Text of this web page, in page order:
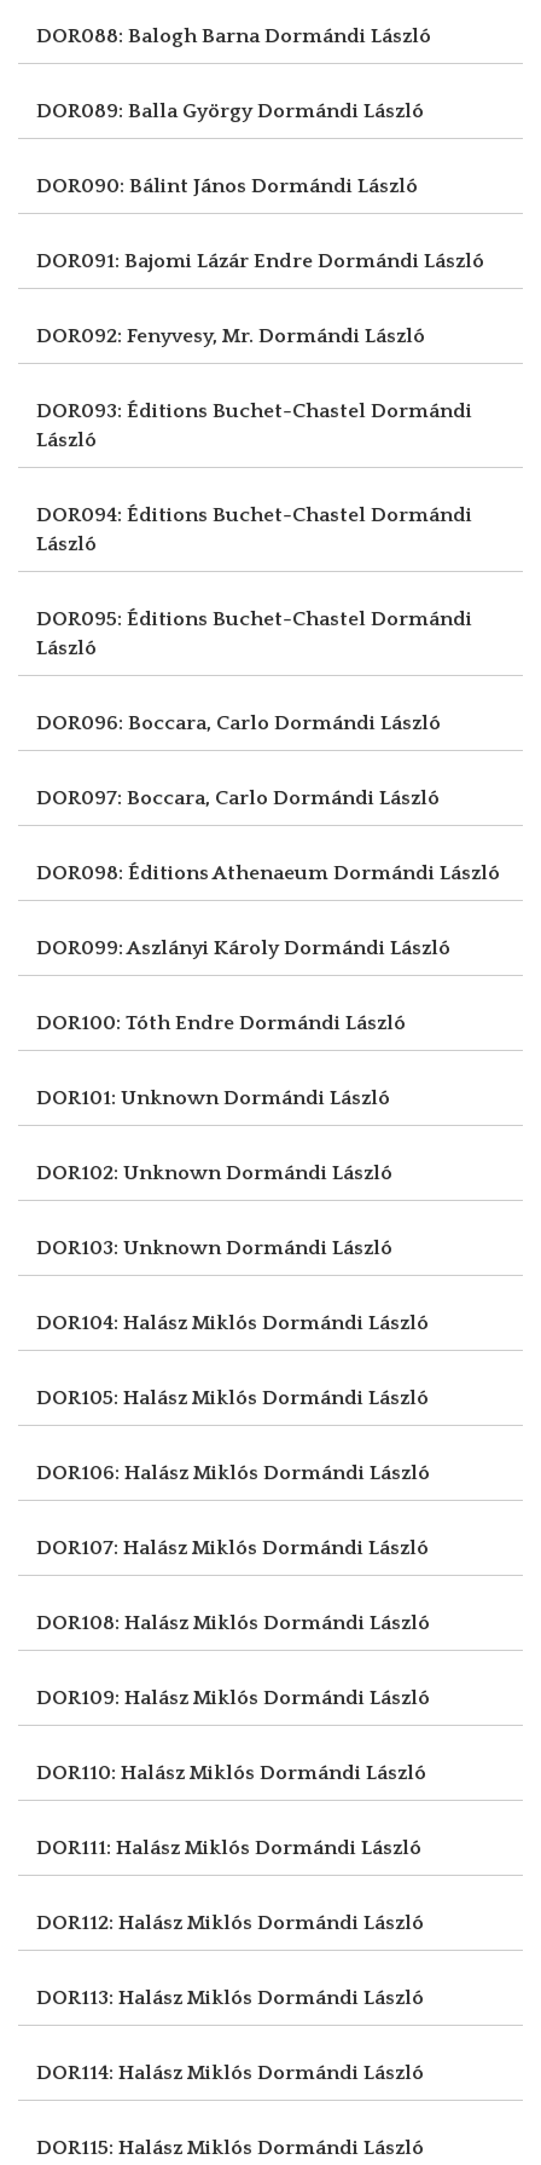
DOR088: Balogh BarnaDormándi László
DOR089: Balla GyörgyDormándi László
DOR090: Bálint János Dormándi László
DOR091: Bajomi Lázár Endre Dormándi László
DOR092: Fenyvesy, Mr. Dormándi László
DOR093: Éditions Buchet-Chastel Dormándi
László
DOR094: Éditions Buchet-Chastel Dormándi
László
DOR095: Éditions Buchet-Chastel Dormándi
László
DOR096: Boccara, Carlo Dormándi László
DOR097: Boccara, Carlo Dormándi László
DOR098: Éditions Athenaeum Dormándi László
DOR099: Aszlányi KárolyDormándi László
DOR100: Tóth Endre Dormándi László
DOR101: UnknownDormándi László
DOR102: UnknownDormándi László
DOR103: UnknownDormándi László
DOR104: Halász Miklós Dormándi László
DOR105: Halász Miklós Dormándi László
DOR106: Halász Miklós Dormándi László
DOR107: Halász Miklós Dormándi László
DOR108: Halász Miklós Dormándi László
DOR109: Halász Miklós Dormándi László
DOR110: Halász Miklós Dormándi László
DOR111: Halász Miklós Dormándi László
DOR112: Halász Miklós Dormándi László
DOR113: Halász Miklós Dormándi László
DOR114: Halász Miklós Dormándi László
DOR115: Halász Miklós Dormándi László